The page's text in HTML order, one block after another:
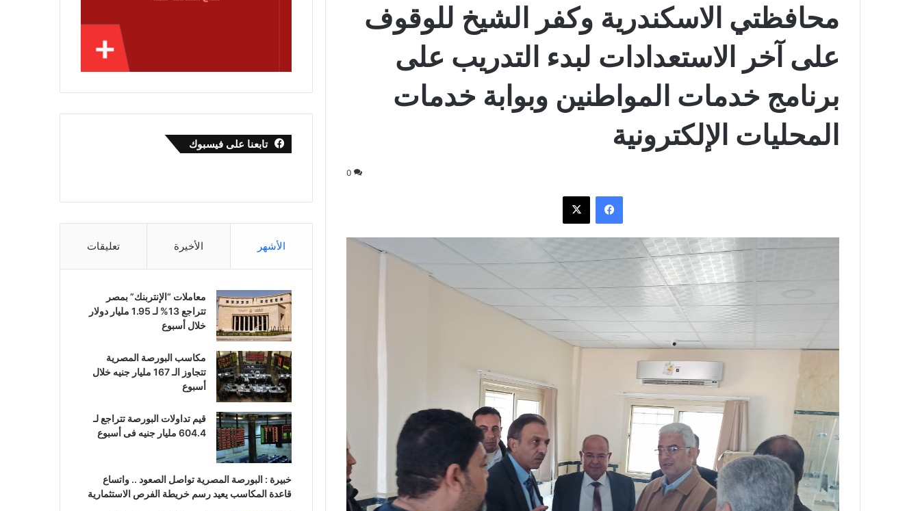
محافظتي الاسكندرية وكفر الشيخ للوقوف
على آخر الاستعدادات لبدء التدريب على
برنامج خدمات المواطنين وبوابة خدمات
المحليات الإلكترونية
0
فيسبوك ‫X
تابعنا على فيسبوك
الأشهر الأخيرة تعليقات
معاملات “الإنتربنك” بمصر
تتراجع 13% لـ 1.95 مليار دولار
خلال أسبوع
مكاسب البورصة المصرية
تتجاوز الـ 167 مليار جنيه خلال
أسبوع
قيم تداولات البورصة تتراجع لـ
604.4 مليار جنيه فى أسبوع
خبيرة : البورصة المصرية تواصل الصعود .. واتساع
قاعدة المكاسب يعيد رسم خريطة الفرص الاستثمارية